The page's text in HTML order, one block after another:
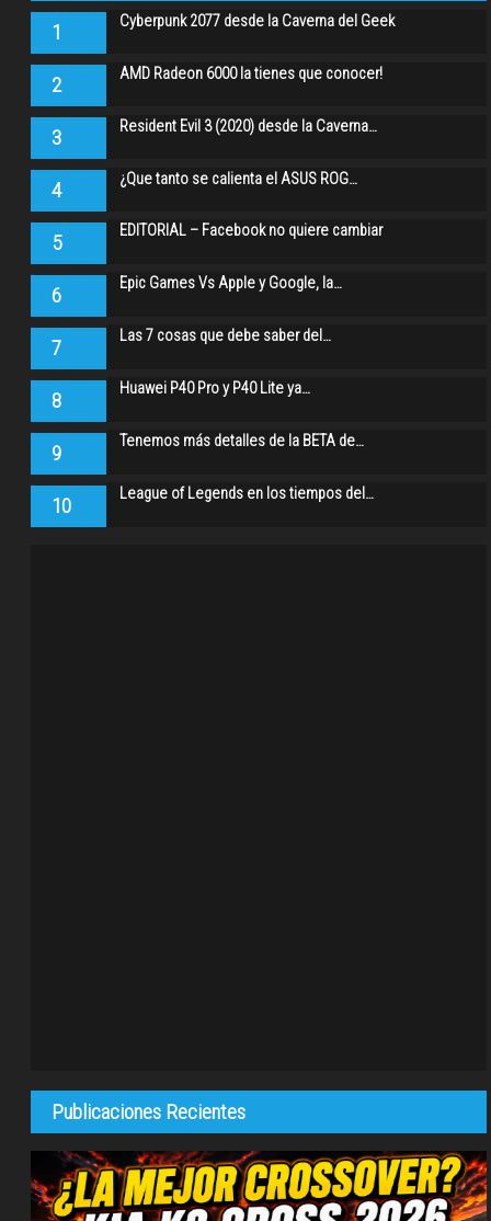
1 Cyberpunk 2077 desde la Caverna del Geek
2 AMD Radeon 6000 la tienes que conocer!
3 Resident Evil 3 (2020) desde la Caverna…
4 ¿Que tanto se calienta el ASUS ROG…
5 EDITORIAL – Facebook no quiere cambiar
6 Epic Games Vs Apple y Google, la…
7 Las 7 cosas que debe saber del…
8 Huawei P40 Pro y P40 Lite ya…
9 Tenemos más detalles de la BETA de…
10 League of Legends en los tiempos del…
Publicaciones Recientes